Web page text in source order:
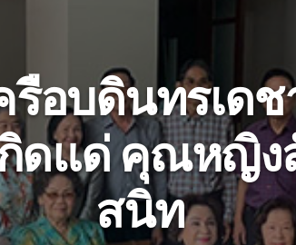
รือบดินทรเด
ดแด่ คุณหญิ
สนิท